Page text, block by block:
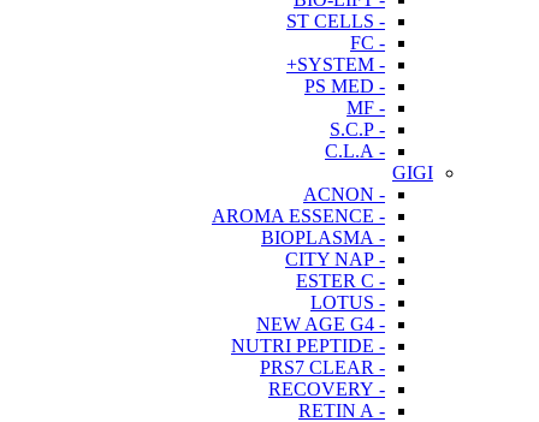
- ST CELLS
- FC
- SYSTEM+
- PS MED
- MF
- S.C.P
- C.L.A
GIGI
- ACNON
- AROMA ESSENCE
- BIOPLASMA
- CITY NAP
- ESTER C
- LOTUS
- NEW AGE G4
- NUTRI PEPTIDE
- PRS7 CLEAR
- RECOVERY
- RETIN A